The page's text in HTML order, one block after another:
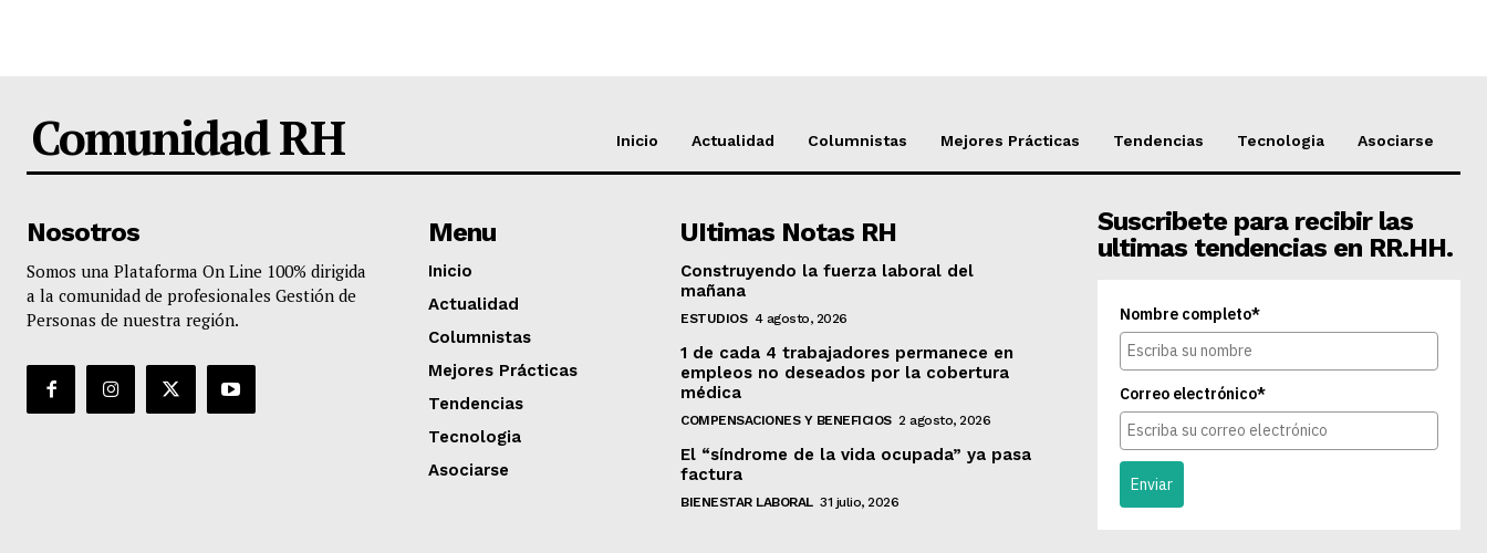
Comunidad RH Inicio Actualidad Columnistas Mejores Prácticas Tendencias Tecnologia Asociarse
Nosotros
Somos una Plataforma On Line 100% dirigida
a la comunidad de profesionales Gestión de
Personas de nuestra región.
Menu
Inicio
Actualidad
Columnistas
Mejores Prácticas
Tendencias
Tecnologia
Asociarse
UItimas Notas RH
Construyendo la fuerza laboral del
mañana
ESTUDIOS 4 agosto, 2026
1 de cada 4 trabajadores permanece en
empleos no deseados por la cobertura
médica
COMPENSACIONES Y BENEFICIOS 2 agosto, 2026
El “síndrome de la vida ocupada” ya pasa
factura
BIENESTAR LABORAL 31 julio, 2026
Suscribete para recibir las
ultimas tendencias en RR.HH.
Nombre completo*
Correo electrónico*
Enviar